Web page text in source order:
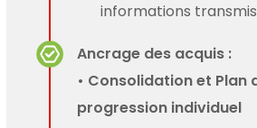
informations
Ancrage des acquis :
• Consolidation et Plan
progression individuel